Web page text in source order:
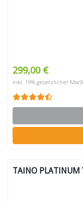
299,00 €
inkl. 19% gesetzlicher
TAINO PLATINUM